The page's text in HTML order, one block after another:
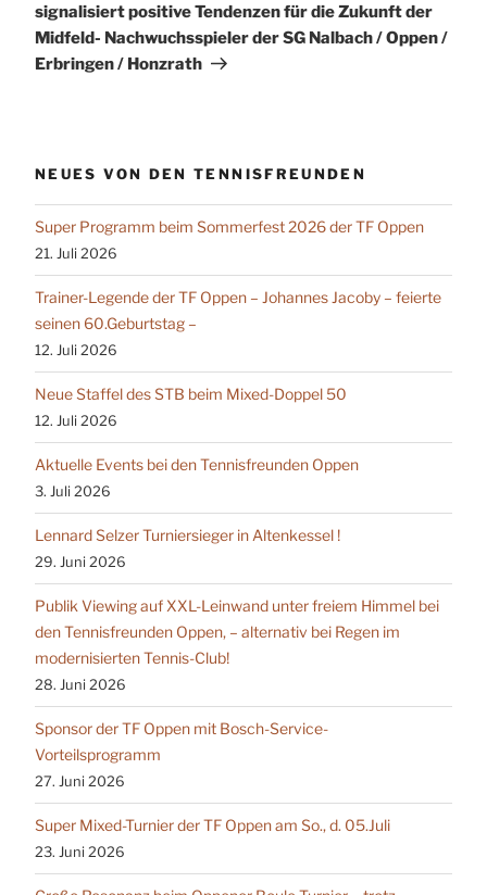
signalisiert positive Tendenzen für die Zukunft der
Midfeld- Nachwuchsspieler der SG Nalbach / Oppen /
Erbringen / Honzrath
NEUES VON DEN TENNISFREUNDEN
Super Programm beim Sommerfest 2026 der TF Oppen
21. Juli 2026
Trainer-Legende der TF Oppen – Johannes Jacoby – feierte
seinen 60.Geburtstag –
12. Juli 2026
Neue Staffel des STB beim Mixed-Doppel 50
12. Juli 2026
Aktuelle Events bei den Tennisfreunden Oppen
3. Juli 2026
Lennard Selzer Turniersieger in Altenkessel !
29. Juni 2026
Publik Viewing auf XXL-Leinwand unter freiem Himmel bei
den Tennisfreunden Oppen, – alternativ bei Regen im
modernisierten Tennis-Club!
28. Juni 2026
Sponsor der TF Oppen mit Bosch-Service-
Vorteilsprogramm
27. Juni 2026
Super Mixed-Turnier der TF Oppen am So., d. 05.Juli
23. Juni 2026